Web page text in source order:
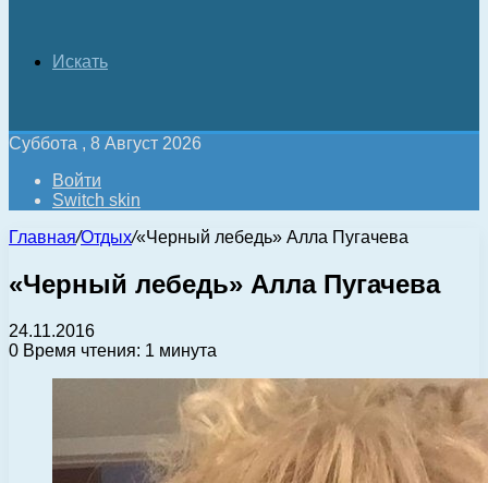
Искать
Суббота , 8 Август 2026
Войти
Switch skin
Главная/Отдых/«Черный лебедь» Алла Пугачева
«Черный лебедь» Алла Пугачева
24.11.2016
0 Время чтения: 1 минута